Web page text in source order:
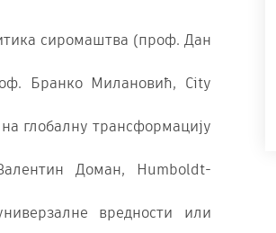
сиромаштва (проф. Дан
Бранко Милановић, City
глобалну трансформацију
Доман, Humboldt-
вредности или